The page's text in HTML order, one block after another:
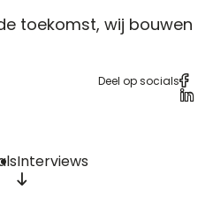
toekomst, wij bouwen
Deel op socials
Interviews